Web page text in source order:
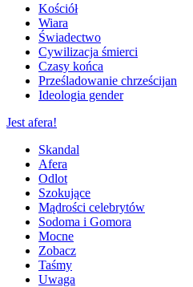
Kościół
Wiara
Świadectwo
Cywilizacja śmierci
Czasy końca
Prześladowanie chrześcijan
Ideologia gender
Jest afera!
Skandal
Afera
Odlot
Szokujące
Mądrości celebrytów
Sodoma i Gomora
Mocne
Zobacz
Taśmy
Uwaga